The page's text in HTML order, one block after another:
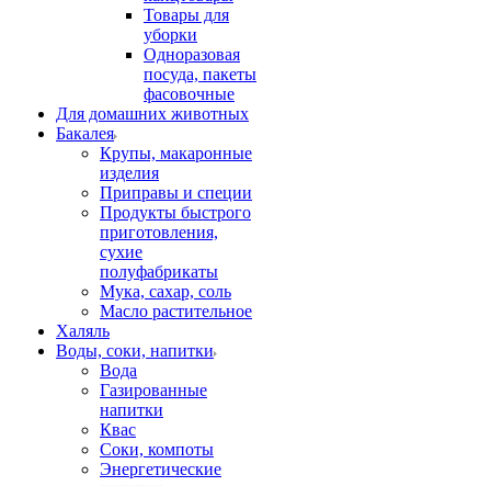
Товары для
уборки
Одноразовая
посуда, пакеты
фасовочные
Для домашних животных
Бакалея
Крупы, макаронные
изделия
Приправы и специи
Продукты быстрого
приготовления,
сухие
полуфабрикаты
Мука, сахар, соль
Масло растительное
Халяль
Воды, соки, напитки
Вода
Газированные
напитки
Квас
Соки, компоты
Энергетические